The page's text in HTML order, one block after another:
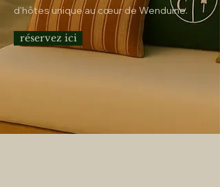
d'hôtes unique au cœur de Wenduine.
réservez ici